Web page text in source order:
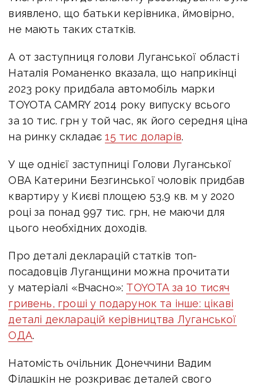
виявлено, що батьки керівника, ймовірно,
не мають таких статків.
А от заступниця голови Луганської області
Наталія Романенко вказала, що наприкінці
2023 року придбала автомобіль марки
TOYOTA CAMRY 2014 року випуску всього
за 10 тис. грн у той час, як його середня ціна
на ринку складає15 тис доларів.
У ще однієї заступниці Голови Луганської
ОВА Катерини Безгинської чоловік придбав
квартиру у Києві площею 53,9 кв. м у 2020
році за понад 997 тис. грн, не маючи для
цього необхідних доходів.
Про деталі декларацій статків топ-
посадовців Луганщини можна прочитати
у матеріалі «Вчасно»: TOYOTA за 10 тисяч
гривень, гроші у подарунок та інше: цікаві
деталі декларацій керівництва Луганської
ОДА.
Натомість очільник Донеччини Вадим
Філашкін не розкриває деталей свого